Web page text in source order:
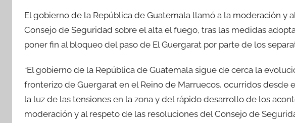
El gobierno de la República de Guatemala llamó a la moderación y
Consejo de Seguridad sobre el alta el fuego, tras las medidas
poner fin al bloqueo del paso de El Guergarat por parte de los
“El gobierno de la República de Guatemala sigue de cerca la
fronterizo de Guergarat en el Reino de Marruecos, ocurridos desde
la luz de las tensiones en la zona y del rápido desarrollo de los
moderación y al respeto de las resoluciones del Consejo de